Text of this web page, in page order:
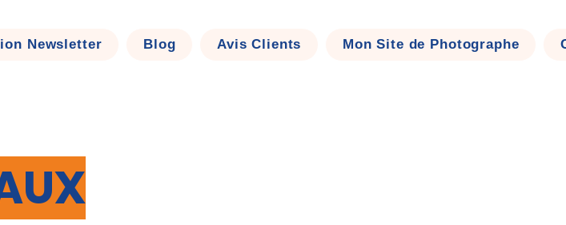
Se connecter
Newsletter Blog Avis Clients Mon Site de Photographe